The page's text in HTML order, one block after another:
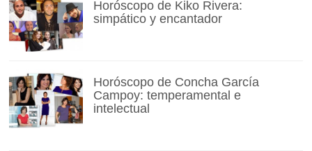
Horóscopo de Kiko Rivera:
simpático y encantador
Horóscopo de Concha García
Campoy: temperamental e
intelectual